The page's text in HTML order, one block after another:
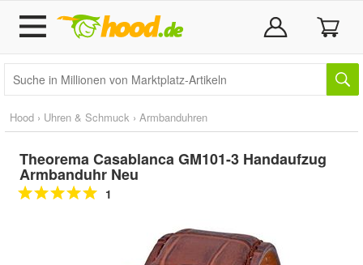
Hood › Uhren & Schmuck › Armbanduhren
Theorema Casablanca GM101-3 Handaufzug
Armbanduhr Neu
1